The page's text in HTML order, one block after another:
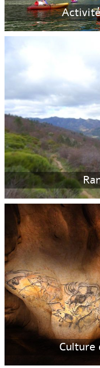
Culture